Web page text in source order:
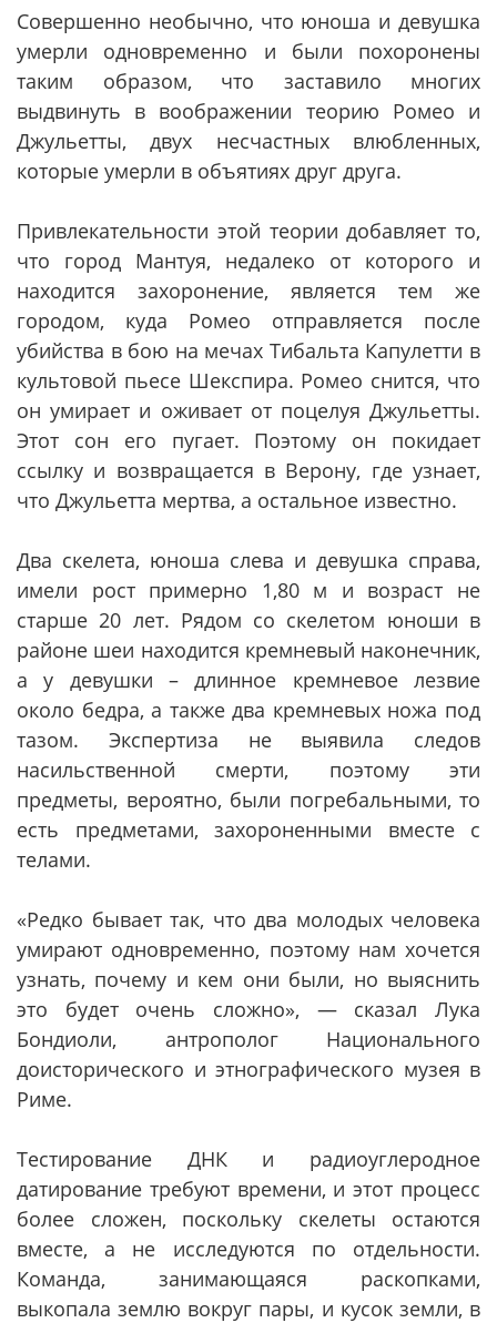
Совершенно необычно, что юноша и девушка
умерли одновременно и были похоронены
таким образом, что заставило многих
выдвинуть в воображении теорию Ромео и
Джульетты, двух несчастных влюбленных,
которые умерли в объятиях друг друга.
Привлекательности этой теории добавляет то,
что город Мантуя, недалеко от которого и
находится захоронение, является тем же
городом, куда Ромео отправляется после
убийства в бою на мечах Тибальта Капулетти в
культовой пьесе Шекспира. Ромео снится, что
он умирает и оживает от поцелуя Джульетты.
Этот сон его пугает. Поэтому он покидает
ссылку и возвращается в Верону, где узнает,
что Джульетта мертва, а остальное известно.
Два скелета, юноша слева и девушка справа,
имели рост примерно 1,80 м и возраст не
старше 20 лет. Рядом со скелетом юноши в
районе шеи находится кремневый наконечник,
а у девушки – длинное кремневое лезвие
около бедра, а также два кремневых ножа под
тазом. Экспертиза не выявила следов
насильственной смерти, поэтому эти
предметы, вероятно, были погребальными, то
есть предметами, захороненными вместе с
телами.
«Редко бывает так, что два молодых человека
умирают одновременно, поэтому нам хочется
узнать, почему и кем они были, но выяснить
это будет очень сложно», — сказал Лука
Бондиоли, антрополог Национального
доисторического и этнографического музея в
Риме.
Тестирование ДНК и радиоуглеродное
датирование требуют времени, и этот процесс
более сложен, поскольку скелеты остаются
вместе, а не исследуются по отдельности.
Команда, занимающаяся раскопками,
выкопала землю вокруг пары, и кусок земли, в